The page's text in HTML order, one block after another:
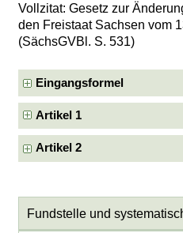
Vollzitat: Gesetz zur
den Freistaat Sachsen vom
(SächsGVBl. S. 531)
Eingangsformel
Artikel 1
Artikel 2
Fundstelle und